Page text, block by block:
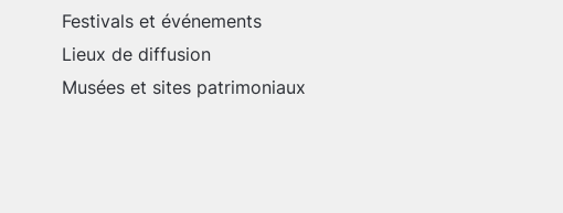
Festivals et événements
Lieux de diffusion
Musées et sites patrimoniaux